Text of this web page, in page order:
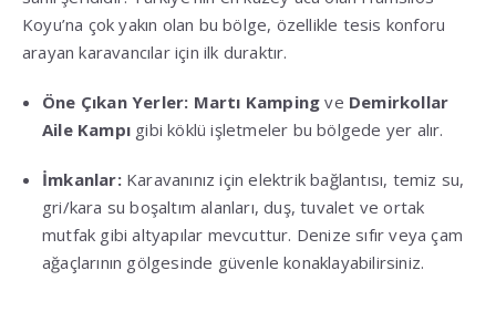
Koyu’na çok yakın olan bu bölge, özellikle tesis konforu
arayan karavancılar için ilk duraktır.
Öne Çıkan Yerler: Martı Kamping ve Demirkollar
Aile Kampı gibi köklü işletmeler bu bölgede yer alır.
İmkanlar:Karavanınız için elektrik bağlantısı, temiz su,
gri/kara su boşaltım alanları, duş, tuvalet ve ortak
mutfak gibi altyapılar mevcuttur. Denize sıfır veya çam
ağaçlarının gölgesinde güvenle konaklayabilirsiniz.